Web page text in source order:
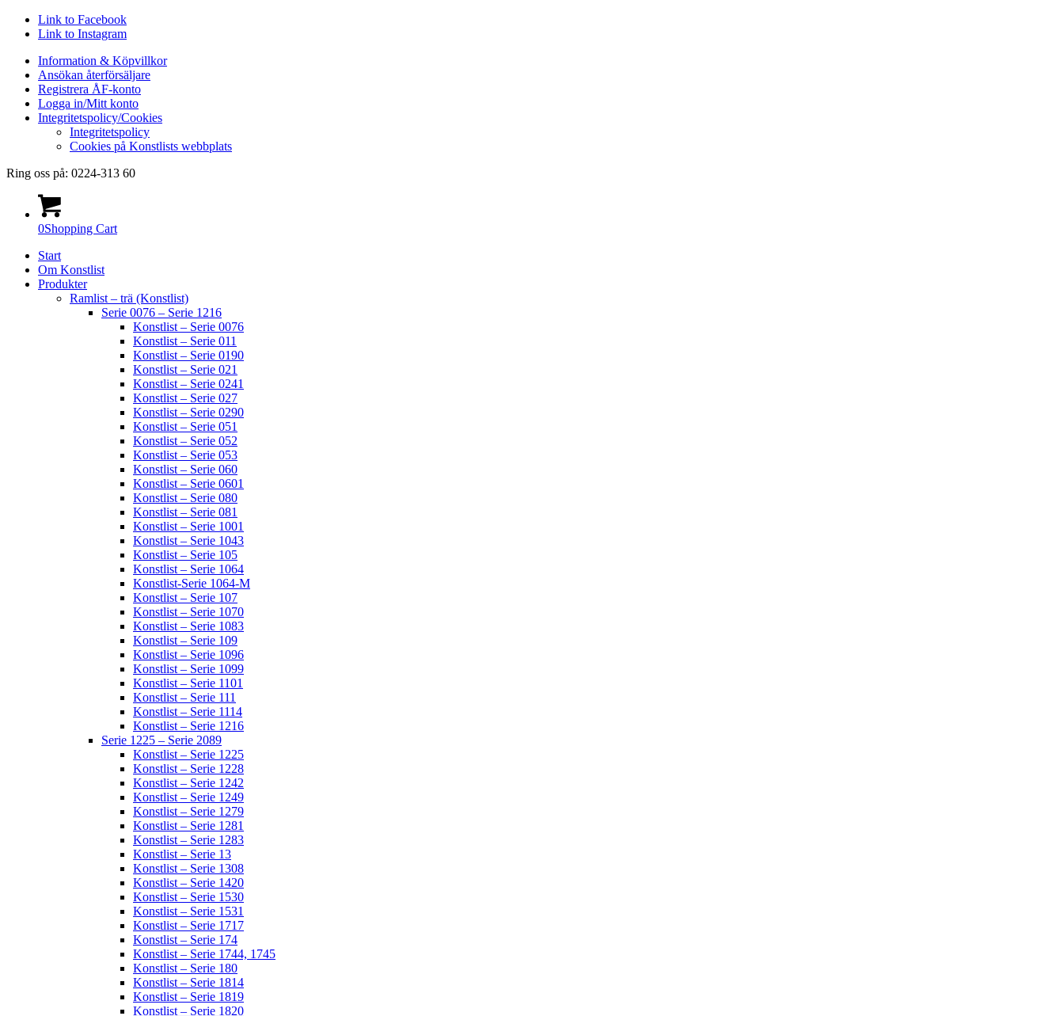
Link to Facebook
Link to Instagram
Information & Köpvillkor
Ansökan återförsäljare
Registrera ÅF-konto
Logga in/Mitt konto
Integritetspolicy/Cookies
Integritetspolicy
Cookies på Konstlists webbplats
Ring oss på: 0224-313 60
0Shopping Cart
Start
Om Konstlist
Produkter
Ramlist – trä (Konstlist)
Serie 0076 – Serie 1216
Konstlist – Serie 0076
Konstlist – Serie 011
Konstlist – Serie 0190
Konstlist – Serie 021
Konstlist – Serie 0241
Konstlist – Serie 027
Konstlist – Serie 0290
Konstlist – Serie 051
Konstlist – Serie 052
Konstlist – Serie 053
Konstlist – Serie 060
Konstlist – Serie 0601
Konstlist – Serie 080
Konstlist – Serie 081
Konstlist – Serie 1001
Konstlist – Serie 1043
Konstlist – Serie 105
Konstlist – Serie 1064
Konstlist-Serie 1064-M
Konstlist – Serie 107
Konstlist – Serie 1070
Konstlist – Serie 1083
Konstlist – Serie 109
Konstlist – Serie 1096
Konstlist – Serie 1099
Konstlist – Serie 1101
Konstlist – Serie 111
Konstlist – Serie 1114
Konstlist – Serie 1216
Serie 1225 – Serie 2089
Konstlist – Serie 1225
Konstlist – Serie 1228
Konstlist – Serie 1242
Konstlist – Serie 1249
Konstlist – Serie 1279
Konstlist – Serie 1281
Konstlist – Serie 1283
Konstlist – Serie 13
Konstlist – Serie 1308
Konstlist – Serie 1420
Konstlist – Serie 1530
Konstlist – Serie 1531
Konstlist – Serie 1717
Konstlist – Serie 174
Konstlist – Serie 1744, 1745
Konstlist – Serie 180
Konstlist – Serie 1814
Konstlist – Serie 1819
Konstlist – Serie 1820